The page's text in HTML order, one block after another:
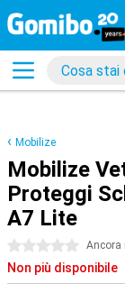
Mobilize
Mobilize
Proteggi
A7 Lite
0 stelle Ancora
Non più disponibile